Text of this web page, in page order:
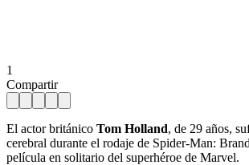
1
Compartir
El actor británico Tom Holland, de 29 años,
cerebral durante el rodaje de Spider-Man:
película en solitario del superhéroe de Marvel.